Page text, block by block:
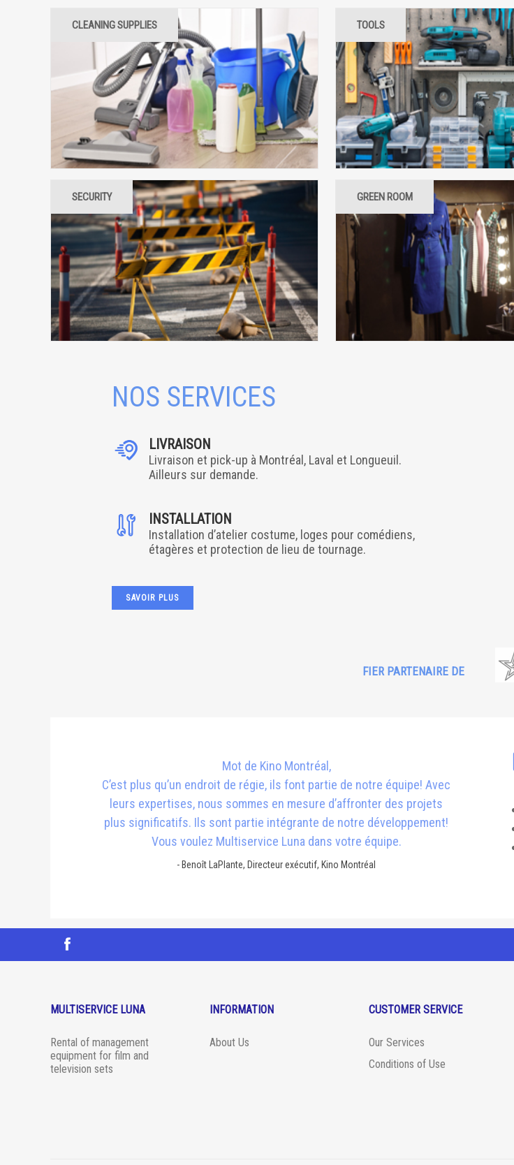
CLEANING SUPPLIES
INTERIOR CLEANING SUPPLIES
EXTERIOR CLEANING MATERIALS
TOOLS
ROADSIDE ASSISTANCE
BASE CAMP
TOOLS
TRANSPORTATION
SECURITY
ROADSIDE SECURITY
LOCATION PROTECTION
GREEN ROOM
W.M.H.
CATERING
V.I.P ZONE
NOS SERVICES
LIVRAISON
Livraison et pick-up à Montréal, Laval et Longueuil.
Ailleurs sur demande.
INSTALLATION
Installation d’atelier costume, loges pour comédiens,
étagères et protection de lieu de tournage.
SAVOIR PLUS
FIER PARTENAIRE DE
Mot de Kino Montréal,
C’est plus qu’un endroit de régie, ils font partie de notre équipe! Avec
leurs expertises, nous sommes en mesure d’affronter des projets
plus significatifs. Ils sont partie intégrante de notre développement!
Vous voulez Multiservice Luna dans votre équipe.
- Benoît LaPlante, Directeur exécutif, Kino Montréal
MULTISERVICE LUNA
Rental of management
equipment for film and
television sets
INFORMATION
About Us
CUSTOMER SERVICE
Our Services
Conditions of Use